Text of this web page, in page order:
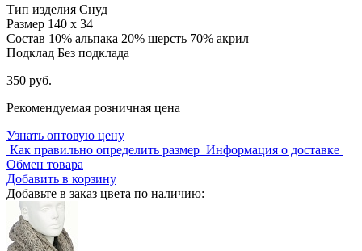
Тип изделия Снуд
Размер 140 х 34
Состав 10% альпака 20% шерсть 70% акрил
Подклад Без подклада
350 руб.
Рекомендуемая розничная цена
Узнать оптовую цену
Как правильно определить размер Информация о доставке
Обмен товара
Добавить в корзину
Добавьте в заказ цвета по наличию: